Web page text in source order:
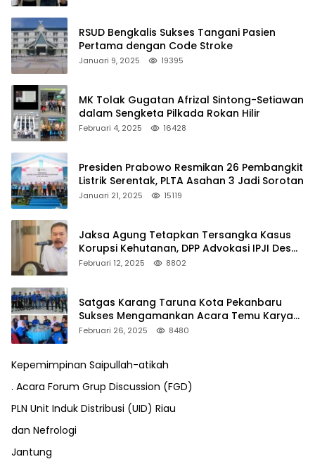
RSUD Bengkalis Sukses Tangani Pasien
Pertama dengan Code Stroke
Januari 9, 2025 19395
MK Tolak Gugatan Afrizal Sintong-Setiawan
dalam Sengketa Pilkada Rokan Hilir
Februari 4, 2025 16428
Presiden Prabowo Resmikan 26 Pembangkit
Listrik Serentak, PLTA Asahan 3 Jadi Sorotan
Januari 21, 2025 15119
Jaksa Agung Tetapkan Tersangka Kasus
Korupsi Kehutanan, DPP Advokasi IPJI Desak
Pengusutan Pajak RAPP
Februari 12, 2025 8802
Satgas Karang Taruna Kota Pekanbaru
Sukses Mengamankan Acara Temu Karya
VII Karang Taruna Pekanbaru
Februari 26, 2025 8480
Kepemimpinan Saipullah-atikah
. Acara Forum Grup Discussion (FGD)
PLN Unit Induk Distribusi (UID) Riau
dan Nefrologi
Jantung